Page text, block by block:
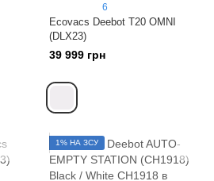
6
Ecovacs Deebot T20 OMNI
(DLX23)
39 999 грн
1% НА ЗСУ